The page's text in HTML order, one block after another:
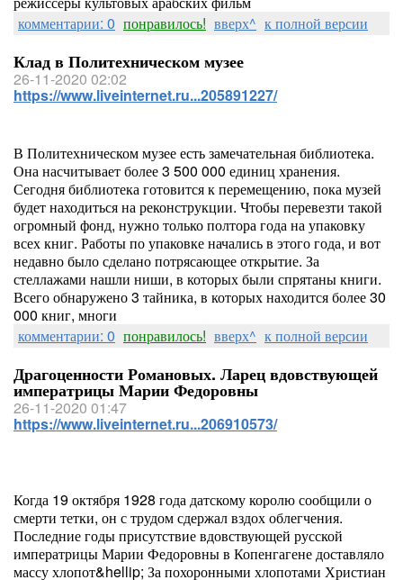
комментарии: 0 понравилось! вверх^ к полной версии
Клад в Политехническом музее
26-11-2020 02:02
https://www.liveinternet.ru...205891227/
В Политехническом музее есть замечательная библиотека.
Она насчитывает более 3 500 000 единиц хранения.
Сегодня библиотека готовится к перемещению, пока музей
будет находиться на реконструкции. Чтобы перевезти такой
огромный фонд, нужно только полтора года на упаковку
всех книг. Работы по упаковке начались в этого года, и вот
недавно было сделано потрясающее открытие. За
стеллажами нашли ниши, в которых были спрятаны книги.
Всего обнаружено 3 тайника, в которых находится более 30
000 книг, многи
комментарии: 0 понравилось! вверх^ к полной версии
Драгоценности Романовых. Ларец вдовствующей
императрицы Марии Федоровны
26-11-2020 01:47
https://www.liveinternet.ru...206910573/
Когда 19 октября 1928 года датскому королю сообщили о
смерти тетки, он с трудом сдержал вздох облегчения.
Последние годы присутствие вдовствующей русской
императрицы Марии Федоровны в Копенгагене доставляло
массу хлопот&hellip; За похоронными хлопотами Христиан